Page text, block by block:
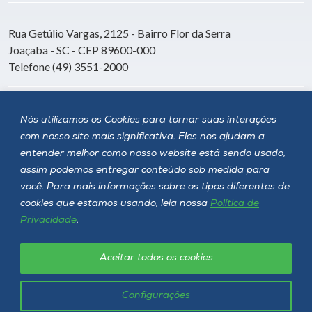
Nós utilizamos os Cookies para tornar suas interações
com nosso site mais significativa. Eles nos ajudam a
entender melhor como nosso website está sendo usado,
assim podemos entregar conteúdo sob medida para
você. Para mais informações sobre os tipos diferentes de
cookies que estamos usando, leia nossa Política de
Privacidade.
Configurações
Aceitar todos os cookies
Rua Getúlio Vargas, 2125 - Bairro Flor da Serra
Joaçaba - SC - CEP 89600-000
Telefone (49) 3551-2000
Siga a Unoesc
Unoesc © 2026 - Todos os direitos reservados
Política de privacidade LGPD